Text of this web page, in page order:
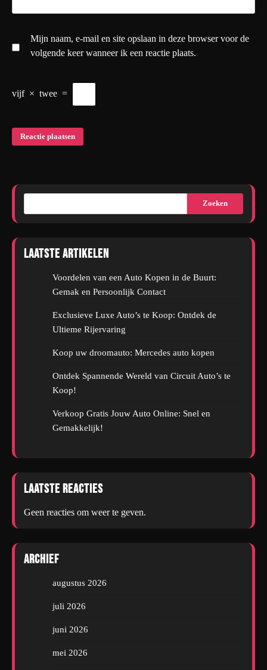
Mijn naam, e-mail en site opslaan in deze browser voor de
volgende keer wanneer ik een reactie plaats.
vijf × twee =
Zoeken
Laatste artikelen
Voordelen van een Auto Kopen in de Buurt:
Gemak en Persoonlijk Contact
Exclusieve Luxe Auto’s te Koop: Ontdek de
Ultieme Rijervaring
Koop uw droomauto: Mercedes auto kopen
Ontdek Spannende Wereld van Circuit Auto’s te
Koop!
Verkoop Gratis Jouw Auto Online: Snel en
Gemakkelijk!
Laatste reacties
Geen reacties om weer te geven.
Archief
augustus 2026
juli 2026
juni 2026
mei 2026